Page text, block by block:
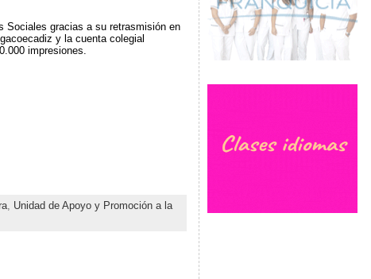
Sociales gracias a su retrasmisión en
y la cuenta colegial
impresiones.
, Unidad de Apoyo y Promoción a la